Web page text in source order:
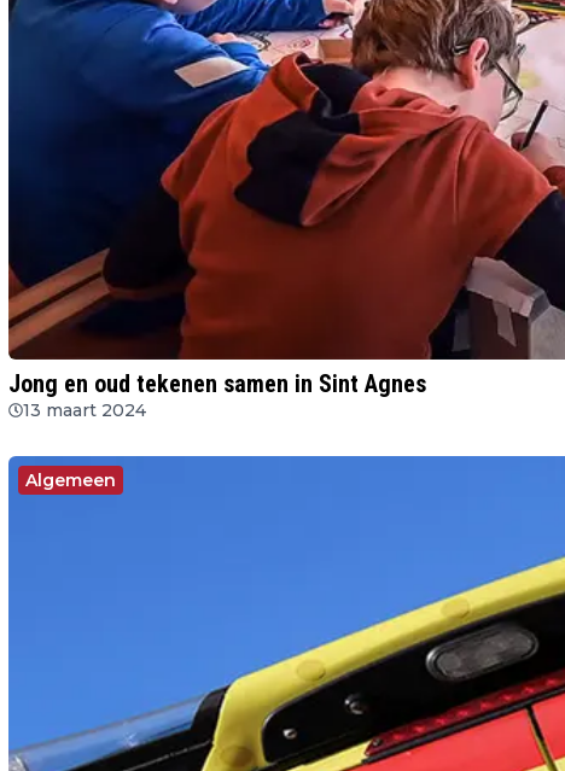
Jong en oud tekenen samen in Sint Agnes
13 maart 2024
Algemeen